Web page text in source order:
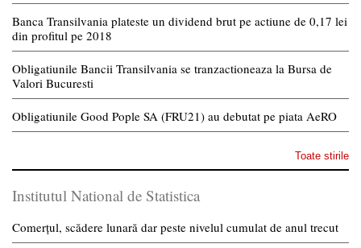
Banca Transilvania plateste un dividend brut pe actiune de 0,17 lei
din profitul pe 2018
Obligatiunile Bancii Transilvania se tranzactioneaza la Bursa de
Valori Bucuresti
Obligatiunile Good Pople SA (FRU21) au debutat pe piata AeRO
Toate stirile
Institutul National de Statistica
Comerțul, scădere lunară dar peste nivelul cumulat de anul trecut